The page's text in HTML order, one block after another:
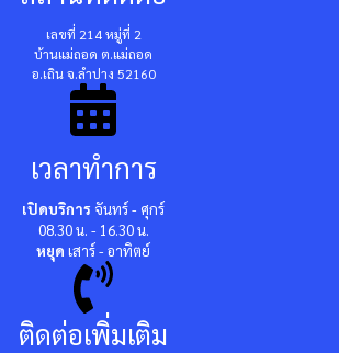
เลขที่ 214 หมู่ที่ 2
บ้านแม่ถอด ต.แม่ถอด
อ.เถิน จ.ลำปาง 52160
เวลาทำการ
เปิดบริการ จันทร์ - ศุกร์
08.30 น. - 16.30 น.
หยุด เสาร์ - อาทิตย์
ติดต่อเพิ่มเติม